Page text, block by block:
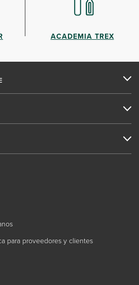
ACADEMIA TREX
para proveedores y clientes